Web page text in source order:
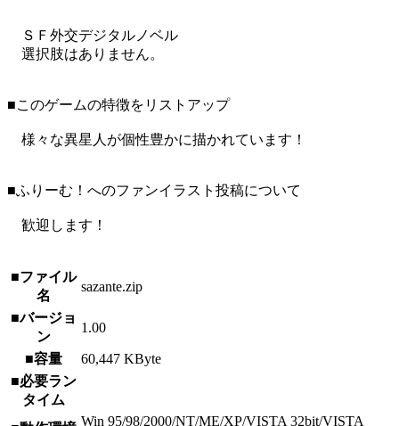
ＳＦ外交デジタルノベル
選択肢はありません。
■このゲームの特徴をリストアップ
様々な異星人が個性豊かに描かれています！
■ふりーむ！へのファンイラスト投稿について
歓迎します！
■ファイル
名
sazante.zip
■バージョ
ン
1.00
■容量
60,447 KByte
■必要ラン
タイム
Win 95/98/2000/NT/ME/XP/VISTA 32bit/VISTA